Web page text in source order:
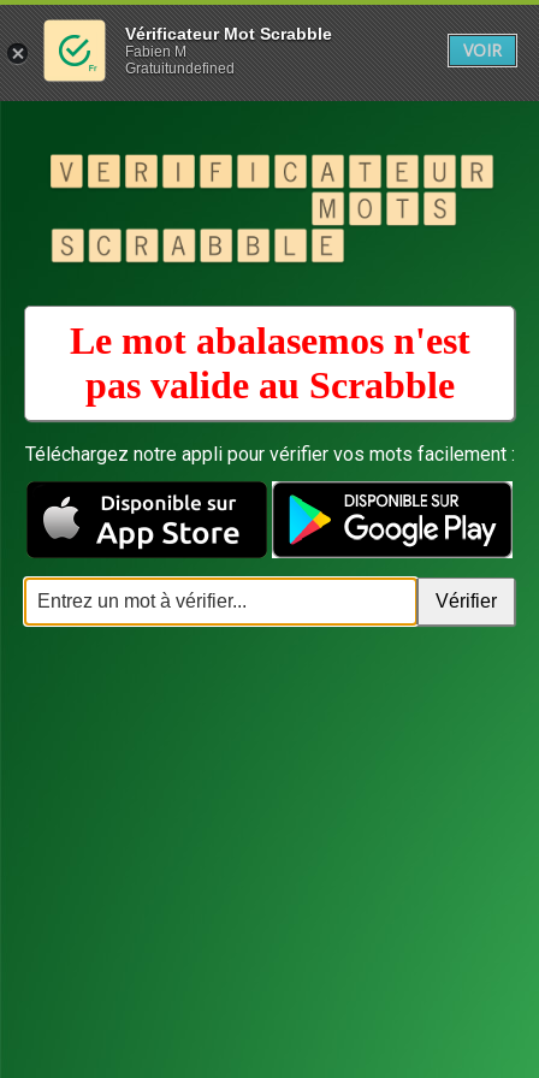
Le mot abalasemos n'est
pas valide au Scrabble
Téléchargez notre appli pour vérifier vos mots facilement :
Vérificateur Mot Scrabble
Fabien M
Gratuitundefined
VOIR